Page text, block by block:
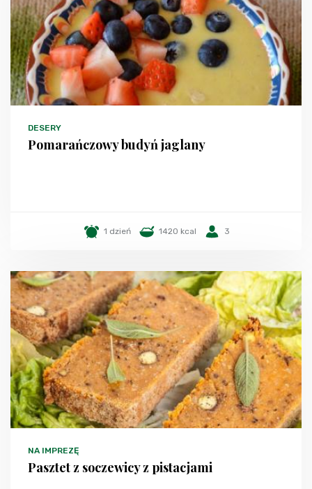
DESERY
Pomarańczowy budyń jaglany
1 dzień 1420 kcal 3
NA IMPREZĘ
Pasztet z soczewicy z pistacjami